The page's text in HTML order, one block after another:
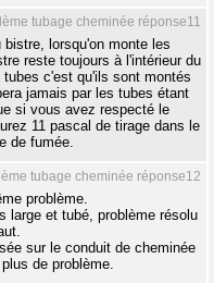
tubage cheminée réponse11
lorsqu'on monte les
reste toujours à l'intérieur du
c'est qu'ils sont montés
jamais par les tubes étant
si vous avez respecté le
11 pascal de tirage dans le
de fumée.
tubage cheminée réponse12
problème.
large et tubé, problème résolu
sur le conduit de cheminée
de problème.